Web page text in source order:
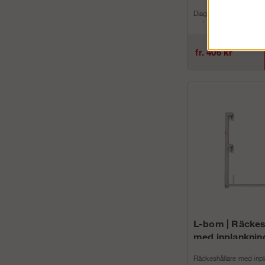
Diagonalstag i stål
stabiliseringsstag på
fr. 406 kr
L-bom |
med
Räckeshållare med